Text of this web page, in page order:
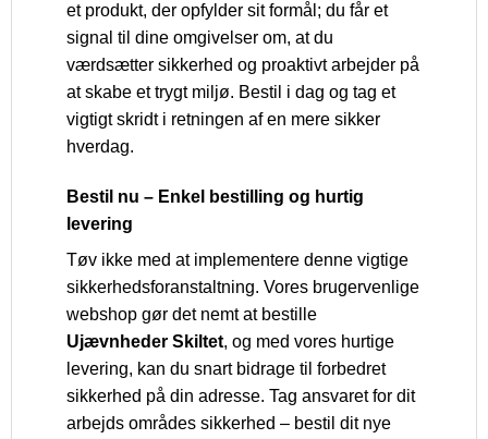
et produkt, der opfylder sit formål; du får et
signal til dine omgivelser om, at du
værdsætter sikkerhed og proaktivt arbejder på
at skabe et trygt miljø. Bestil i dag og tag et
vigtigt skridt i retningen af en mere sikker
hverdag.
Bestil nu – Enkel bestilling og hurtig
levering
Tøv ikke med at implementere denne vigtige
sikkerhedsforanstaltning. Vores brugervenlige
webshop gør det nemt at bestille
Ujævnheder Skiltet, og med vores hurtige
levering, kan du snart bidrage til forbedret
sikkerhed på din adresse. Tag ansvaret for dit
arbejds områdes sikkerhed – bestil dit nye